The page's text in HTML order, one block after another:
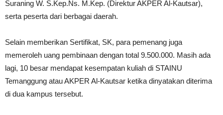
Suraning W. S.Kep.Ns. M.Kep. (Direktur AKPER Al-Kautsar),
serta peserta dari berbagai daerah.
Selain memberikan Sertifikat, SK, para pemenang juga
memeroleh uang pembinaan dengan total 9.500.000. Masih ada
lagi, 10 besar mendapat kesempatan kuliah di STAINU
Temanggung atau AKPER Al-Kautsar ketika dinyatakan diterima
di dua kampus tersebut.